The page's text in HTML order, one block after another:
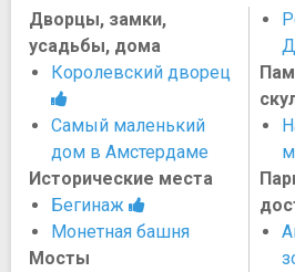
Дворцы, замки,
усадьбы, дома
Королевский дворец
Самый маленький
дом в Амстердаме
Исторические места
Бегинаж
Монетная башня
Мосты